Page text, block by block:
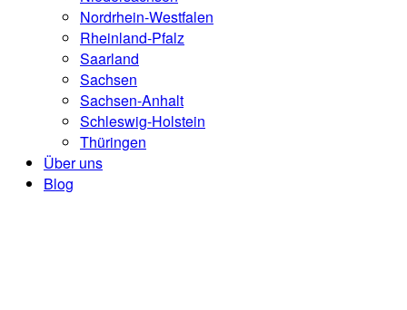
Nordrhein-Westfalen
Rheinland-Pfalz
Saarland
Sachsen
Sachsen-Anhalt
Schleswig-Holstein
Thüringen
Über uns
Blog